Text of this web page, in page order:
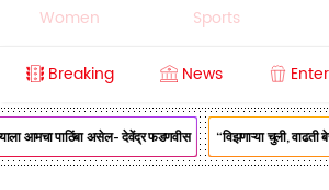
Women Sports
Crime
Breaking News
आमचा पाठिंबा असेल- देवेंद्र फडणवीस “विझणाऱ्या चुली, वाढती